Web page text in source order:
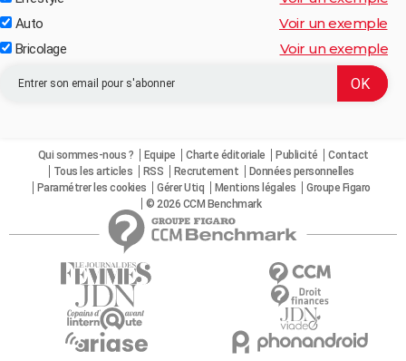
Auto Voir un exemple
Bricolage Voir un exemple
Qui sommes-nous ? Equipe Charte éditoriale Publicité
Contact
Tous les articles
RSS Recrutement
Données personnelles
Paramétrer les cookies
Gérer Utiq Mentions légales
Groupe Figaro
© 2026 CCM Benchmark